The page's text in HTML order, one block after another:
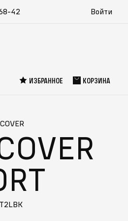
42 Войти
ИЗБРАННОЕ КОРЗИНА
COVER